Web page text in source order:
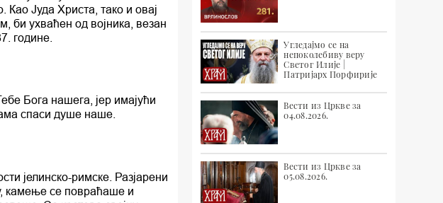
Као Јуда Христа, тако и овај
би ухваћен од војника, везан
године.
Бога нашега, јер имајући
спаси душе наше.
јелинско-римске. Разјарени
камење се повраћаше и
Угледајмо се на
непоколебиву веру
Светог Илије |
Патријарх Порфирије
Вести из Цркве за
04.08.2026.
Вести из Цркве за
05.08.2026.